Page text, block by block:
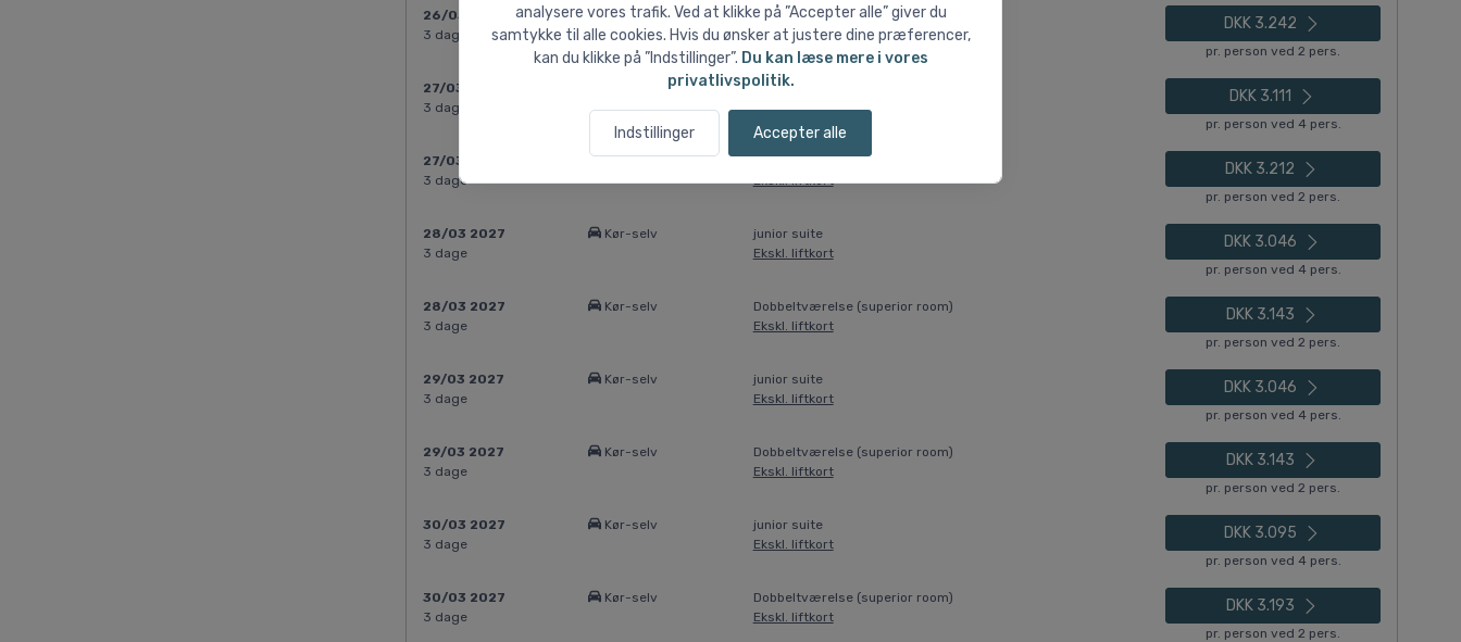
analysere vores trafik. Ved at klikke på ”Accepter alle” giver du
samtykke til alle cookies. Hvis du ønsker at justere dine præferencer,
kan du klikke på ”Indstillinger”. Du kan læse mere i vores
privatlivspolitik.
Indstillinger Accepter alle
26/03 2027
3 dage
Kør-selv
Dobbeltværelse (superior room)
Ekskl. liftkort
DKK 3.242
pr. person ved 2 pers.
27/03 2027
3 dage
junior suite
Ekskl. liftkort
DKK 3.111
pr. person ved 4 pers.
27/03 2027
3 dage
Kør-selv
Dobbeltværelse (superior room)
Ekskl. liftkort
DKK 3.212
pr. person ved 2 pers.
28/03 2027
3 dage
Kør-selv
junior suite
Ekskl. liftkort
DKK 3.046
pr. person ved 4 pers.
28/03 2027
3 dage
Kør-selv
Dobbeltværelse (superior room)
Ekskl. liftkort
DKK 3.143
pr. person ved 2 pers.
29/03 2027
3 dage
Kør-selv
junior suite
Ekskl. liftkort
DKK 3.046
pr. person ved 4 pers.
29/03 2027
3 dage
Kør-selv
Dobbeltværelse (superior room)
Ekskl. liftkort
DKK 3.143
pr. person ved 2 pers.
30/03 2027
3 dage
Kør-selv
junior suite
Ekskl. liftkort
DKK 3.095
pr. person ved 4 pers.
30/03 2027
3 dage
Kør-selv
Dobbeltværelse (superior room)
Ekskl. liftkort
DKK 3.193
pr. person ved 2 pers.